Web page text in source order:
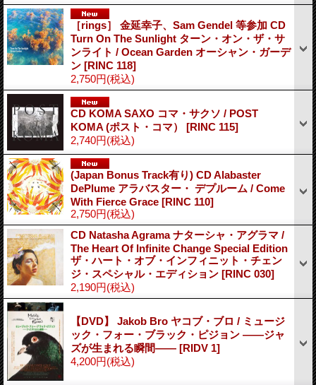
［rings］ 金延幸子、Sam Gendel 等参加 CD
Turn On The Sunlight ターン・オン・ザ・サ
ンライト / Ocean Garden オーシャン・ガーデ
ン [RINC 118]
2,750円(税込)
CD KOMA SAXO コマ・サクソ / POST
KOMA (ポスト・コマ） [RINC 115]
2,740円(税込)
(Japan Bonus Track有り) CD Alabaster
DePlume アラバスター・ デプルーム / Come
With Fierce Grace [RINC 110]
2,750円(税込)
CD Natasha Agrama ナターシャ・アグラマ /
The Heart Of Infinite Change Special Edition
ザ・ハート・オブ・インフィニット・チェン
ジ・スペシャル・エディション [RINC 030]
2,190円(税込)
【DVD】 Jakob Bro ヤコブ・ブロ / ミュージ
ック・フォー・ブラック・ピジョン ――ジャ
ズが生まれる瞬間―― [RIDV 1]
4,200円(税込)